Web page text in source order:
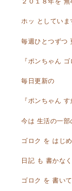
ホッ としていま
毎週ひとつずつ
『ポンちゃん ゴ
毎日更新の
『ポンちゃん す
今は 生活の一部
ゴロク を はじ
日記 も 書かな
ゴロク を 書い